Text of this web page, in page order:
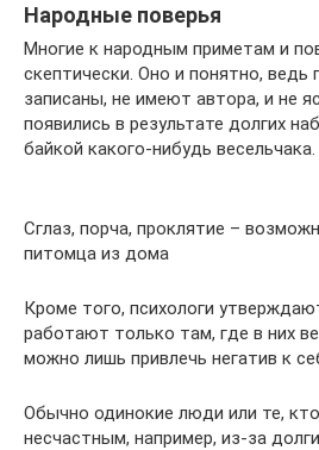
Народные поверья
Многие к народным приметам и
скептически. Оно и понятно, ведь
записаны, не имеют автора, и не
появились в результате долгих
байкой какого-нибудь весельчака.
Сглаз, порча, проклятие –
питомца из дома
Кроме того, психологи
работают только там, где в них
можно лишь привлечь негатив к
Обычно одинокие люди или те,
несчастным, например, из-за